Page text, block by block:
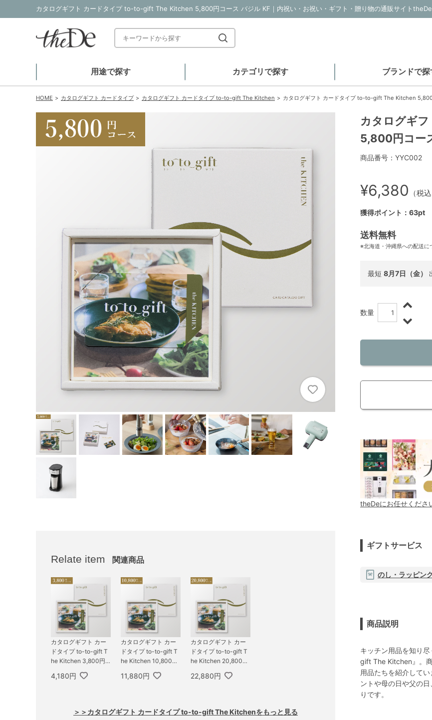
カタログギフト カードタイプ to-to-gift The Kitchen 5,800円コース バジル KF｜内祝い・お祝い・ギフト・贈り物の通販サイト
用途で探す カテゴリで探す ブランドで探
HOME カタログギフト カードタイプ カタログギフト カードタイプ to-to-gift The Kitchen カタログギフト カードタイプ to-to-gift The Kitchen
Relate item 関連商品
カタログギフト カー
ドタイプ to-to-gift T
he Kitchen 3,800円
4,180円
カタログギフト カー
ドタイプ to-to-gift T
he Kitchen 10,800円
11,880円
カタログギフト カー
ドタイプ to-to-gift T
he Kitchen 20,800円
22,880円
＞＞カタログギフト カードタイプ to-to-gift The Kitchenをもっと見る
カタログギ
5,800円コー
商品番号：YYC002
¥6,380 （税込
獲得ポイント：63pt
送料無料
※北海道・沖縄県への配送に
最短 8月7日（金）
数量
theDeにお任せくだ
ギフトサービス
のし・ラッピン
商品説明
キッチン用品を知り
gift The Kitchen』。
用品たちを紹介して
ントや母の日や父の
りです。